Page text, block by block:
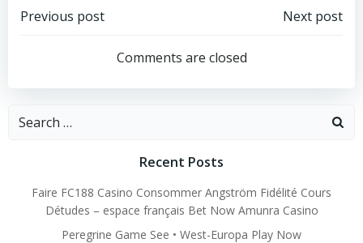
Post
navigation
Previous post
navigation
Next post
Comments are closed
Search
Recent Posts
Faire FC188 Casino Consommer Angström Fidélité Cours
Détudes – espace français Bet Now Amunra Casino
Peregrine Game See • West-Europa Play Now